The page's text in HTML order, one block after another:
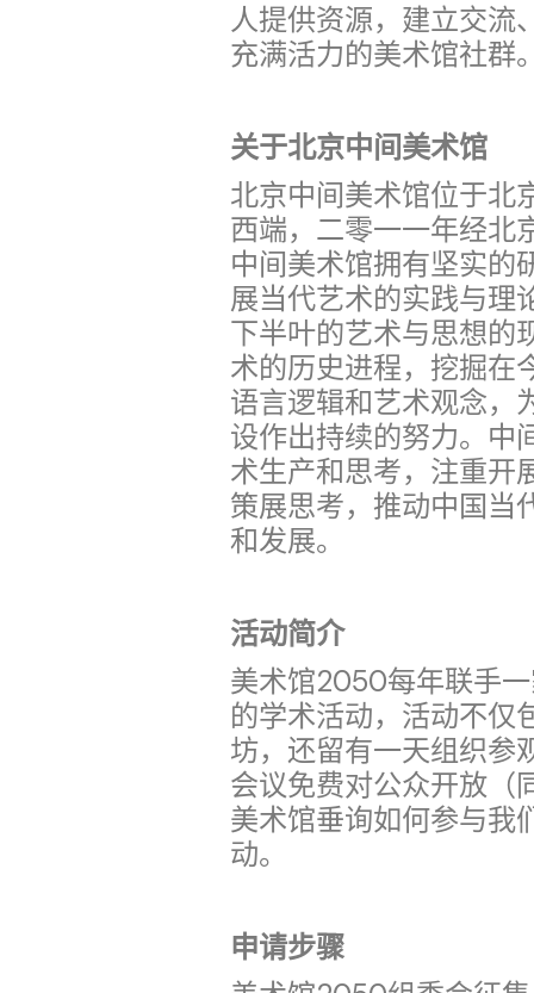
人提供资源，建立交流
充满活力的美术馆社群
关于北京中间美术馆
北京中间美术馆位于北
西端，二零一一年经北
中间美术馆拥有坚实的
展当代艺术的实践与理
下半叶的艺术与思想的
术的历史进程，挖掘在
语言逻辑和艺术观念，
设作出持续的努力。中
术生产和思考，注重开
策展思考，推动中国当
和发展。
活动简介
美术馆2050每年联手
的学术活动，活动不仅
坊，还留有一天组织参
会议免费对公众开放（
美术馆垂询如何参与我
动。
申请步骤